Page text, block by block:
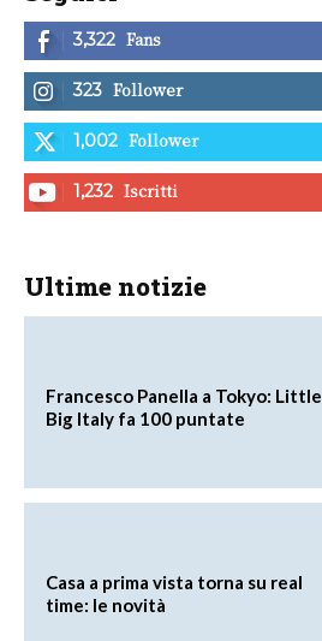
3,322 Fans
323 Follower
1,002 Follower
1,232 Iscritti
Ultime notizie
Francesco Panella a Tokyo: Little
Big Italy fa 100 puntate
Casa a prima vista torna su real
time: le novità